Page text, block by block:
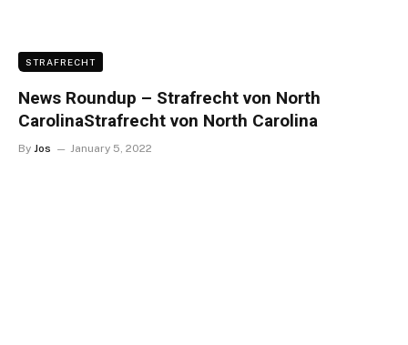
STRAFRECHT
News Roundup – Strafrecht von North
CarolinaStrafrecht von North Carolina
By Jos January 5, 2022